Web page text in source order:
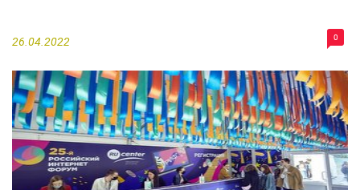
26.04.2022 0